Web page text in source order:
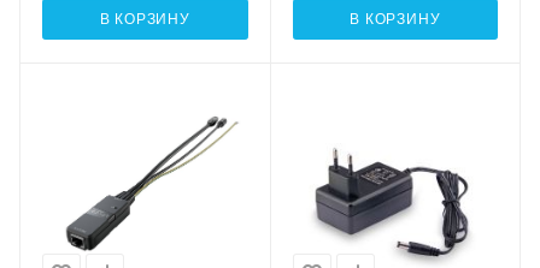
В КОРЗИНУ В КОРЗИНУ